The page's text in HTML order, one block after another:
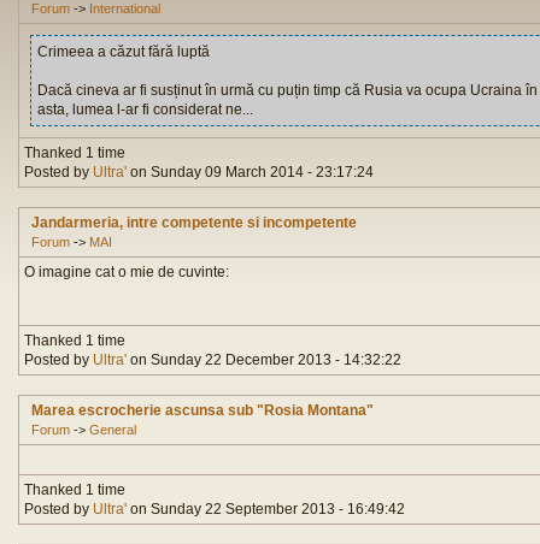
Forum -> International
Crimeea a căzut fără luptă
Dacă cineva ar fi susținut în urmă cu puțin timp că Rusia va ocupa Ucraina
asta, lumea l-ar fi considerat ne...
Thanked 1 time
Posted by Ultra' on Sunday 09 March 2014 - 23:17:24
Jandarmeria, intre competente si incompetente
Forum -> MAI
O imagine cat o mie de cuvinte:
Thanked 1 time
Posted by Ultra' on Sunday 22 December 2013 - 14:32:22
Marea escrocherie ascunsa sub "Rosia Montana"
Forum -> General
Thanked 1 time
Posted by Ultra' on Sunday 22 September 2013 - 16:49:42